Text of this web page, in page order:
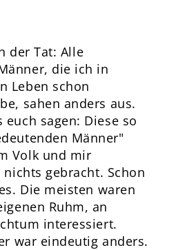
der Tat: Alle
die ich in
Leben schon
sahen anders aus.
euch sagen: Diese so
Männer"
Volk und mir
gebracht. Schon
Die meisten waren
Ruhm, an
interessiert.
war eindeutig anders.